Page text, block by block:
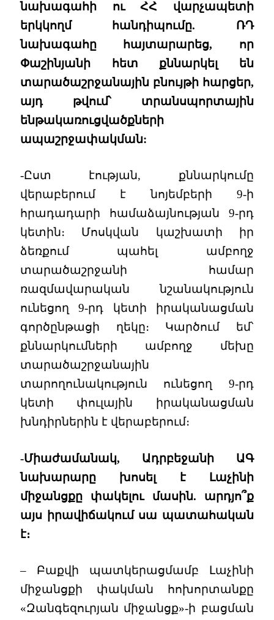
նախագահի ու ՀՀ վարչապետի
երկկողմ հանդիպումը. ՌԴ
նախագահը հայտարարեց, որ
Փաշինյանի հետ քննարկել են
տարածաշրջանային բնույթի հարցեր,
այդ թվում՝ տրանսպորտային
ենթակառուցվածքների
ապաշրջափակման:
-Ըստ էության, քննարկումը
վերաբերում է նոյեմբերի 9-ի
հրադադարի համաձայնության 9-րդ
կետին։ Մոսկվան կաշխատի իր
ձեռքում պահել ամբողջ
տարածաշրջանի համար
ռազմավարական նշանակություն
ունեցող 9-րդ կետի իրականացման
գործընթացի ղեկը։ Կարծում եմ՝
քննարկումների ամբողջ մեխը
տարածաշրջանային
տարողունակություն ունեցող 9-րդ
կետի փուլային իրականացման
խնդիրներին է վերաբերում։
-Միաժամանակ, Ադրբեջանի ԱԳ
նախարարը խոսել է Լաչինի
միջանցքը փակելու մասին. արդյո՞ք
այս իրավիճակում սա պատահական
է։
– Բաքվի պատկերացմամբ Լաչինի
միջանցքի փակման հոխորտանքը
«Զանգեզուրյան միջանցք»-ի բացման